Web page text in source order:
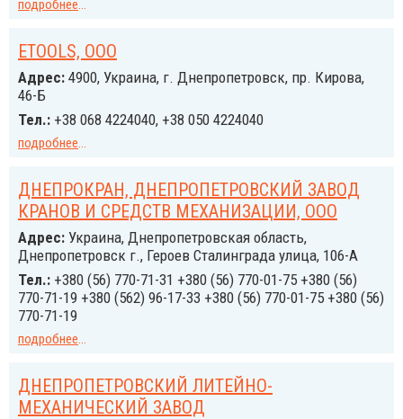
подробнее...
ETOOLS, ООО
Адрес: 4900, Украина, г. Днепропетровск, пр. Кирова,
46-Б
Тел.: +38 068 4224040, +38 050 4224040
подробнее...
ДНЕПРОКРАН, ДНЕПРОПЕТРОВСКИЙ ЗАВОД
КРАНОВ И СРЕДСТВ МЕХАНИЗАЦИИ, ООО
Адрес: Украина, Днепропетровская область,
Днепропетровск г., Героев Сталинграда улица, 106-А
Тел.: +380 (56) 770-71-31 +380 (56) 770-01-75 +380 (56)
770-71-19 +380 (562) 96-17-33 +380 (56) 770-01-75 +380 (56)
770-71-19
подробнее...
ДНЕПРОПЕТРОВСКИЙ ЛИТЕЙНО-
МЕХАНИЧЕСКИЙ ЗАВОД